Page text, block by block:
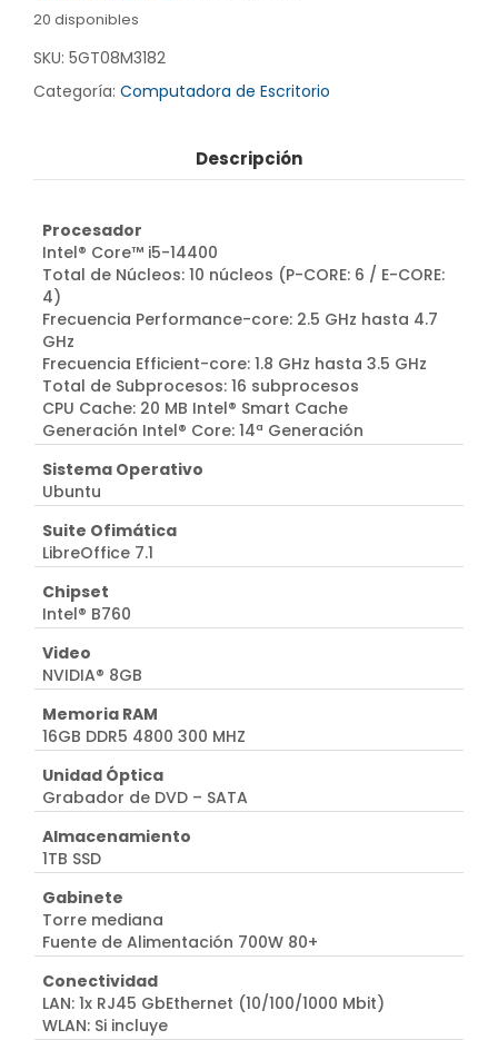
20 disponibles
SKU: 5GT08M3182
Categoría: Computadora de Escritorio
Descripción
Procesador
Intel® Core™ i5-14400
Total de Núcleos: 10 núcleos (P-CORE: 6 / E-CORE:
4)
Frecuencia Performance-core: 2.5 GHz hasta 4.7
GHz
Frecuencia Efficient-core: 1.8 GHz hasta 3.5 GHz
Total de Subprocesos: 16 subprocesos
CPU Cache: 20 MB Intel® Smart Cache
Generación Intel® Core: 14ª Generación
Sistema Operativo
Ubuntu
Suite Ofimática
LibreOffice 7.1
Chipset
Intel® B760
Video
NVIDIA® 8GB
Memoria RAM
16GB DDR5 4800 300 MHZ
Unidad Óptica
Grabador de DVD – SATA
Almacenamiento
1TB SSD
Gabinete
Torre mediana
Fuente de Alimentación 700W 80+
Conectividad
LAN: 1x RJ45 GbEthernet (10/100/1000 Mbit)
WLAN: Si incluye